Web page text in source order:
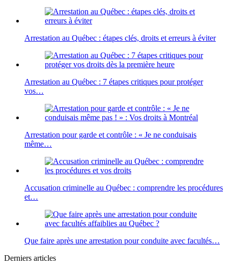
Arrestation au Québec : étapes clés, droits et erreurs à éviter
Arrestation au Québec : 7 étapes critiques pour protéger
vos…
Arrestation pour garde et contrôle : « Je ne conduisais
même…
Accusation criminelle au Québec : comprendre les procédures
et…
Que faire après une arrestation pour conduite avec facultés…
Derniers articles